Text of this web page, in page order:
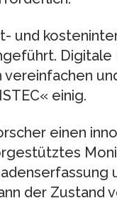
und
einig.
einen
der Zustand